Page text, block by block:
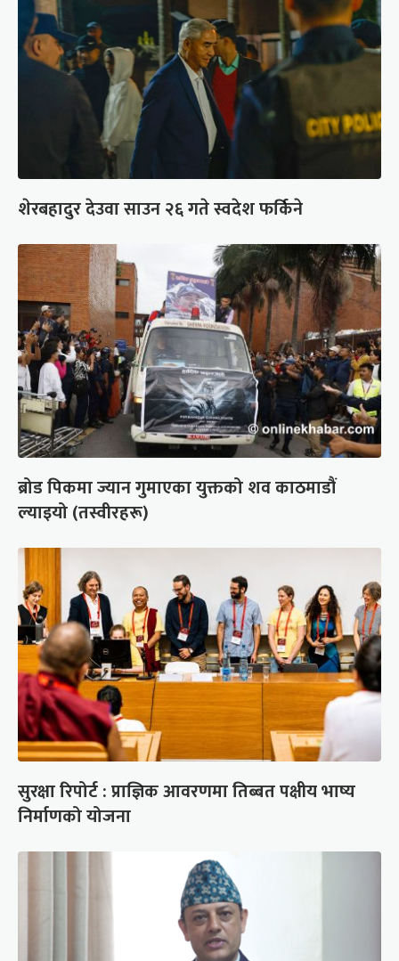
शेरबहादुर देउवा साउन २६ गते स्वदेश फर्किने
ब्रोड पिकमा ज्यान गुमाएका युक्तको शव काठमाडौं
ल्याइयो (तस्वीरहरू)
सुरक्षा रिपोर्ट : प्राज्ञिक आवरणमा तिब्बत पक्षीय भाष्य
निर्माणको योजना